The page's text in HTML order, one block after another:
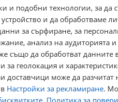
време на робство
забраната на Орбан
и подобни технологии, за да
и да обработваме
за сърфиране, за
анализ на аудиторията
също да обработват данните
геолокация и
доставчици може да разчитат
Настройки за рекламиране.